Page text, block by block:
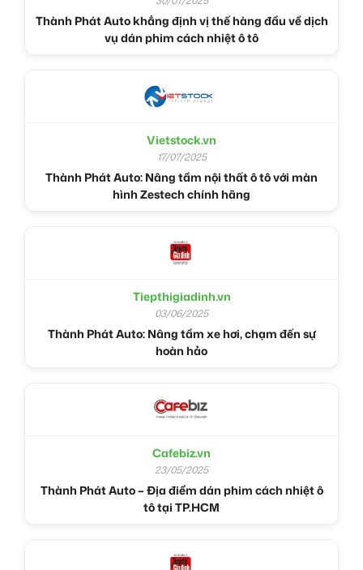
Thành Phát Auto khẳng định vị thế hàng đầu về dịch
vụ dán phim cách nhiệt ô tô
Vietstock.vn
17/07/2025
Thành Phát Auto: Nâng tầm nội thất ô tô với màn
hình Zestech chính hãng
Tiepthigiadinh.vn
03/06/2025
Thành Phát Auto: Nâng tầm xe hơi, chạm đến sự
hoàn hảo
Cafebiz.vn
23/05/2025
Thành Phát Auto – Địa điểm dán phim cách nhiệt ô
tô tại TP.HCM